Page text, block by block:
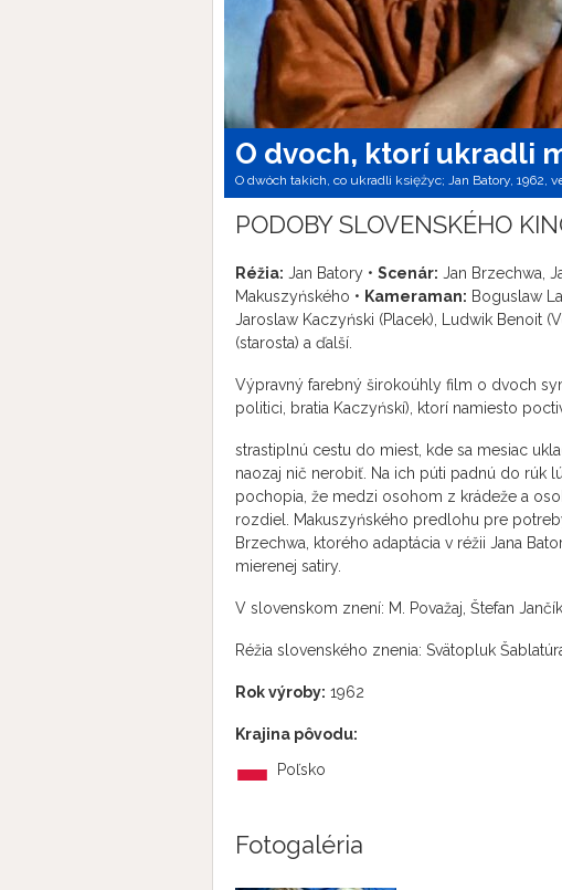
O dvoch, ktorí ukradli
O dwóch takich, co ukradli księżyc; Jan Batory, 1962,
PODOBY SLOVENSKÉHO
Réžia: Jan Batory • Scenár: Jan Brzechwa,
Makuszyńského • Kameraman: Boguslaw
Jaroslaw Kaczyński (Placek), Ludwik Benoit
(starosta) a ďalší.
Výpravný farebný širokoúhly film o dvoch
politici, bratia Kaczyńskí), ktorí namiesto
strastiplnú cestu do miest, kde sa mesiac
naozaj nič nerobiť. Na ich púti padnú do rúk
pochopia, že medzi osohom z krádeže a
rozdiel. Makuszyńského predlohu pre
Brzechwa, ktorého adaptácia v réžii Jana
mierenej satiry.
V slovenskom znení: M. Považaj, Štefan
Réžia slovenského znenia: Svätopluk
Rok výroby: 1962
Krajina pôvodu:
Poľsko
Fotogaléria